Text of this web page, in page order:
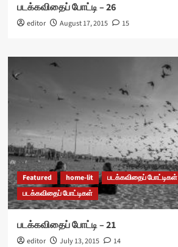
படக்கவிதைப் போட்டி – 26
editor August 17, 2015 15
Featured home-lit
படக்கவிதைப் போட்டிகள்
படக்கவிதைப் போட்டிகள்
படக்கவிதைப் போட்டி – 21
editor July 13, 2015 14